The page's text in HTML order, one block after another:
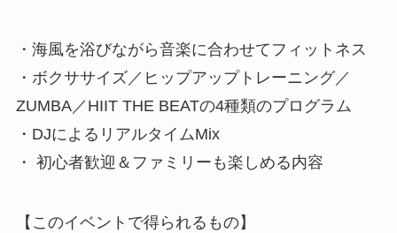
・海風を浴びながら音楽に合わせてフィットネス
・ボクササイズ／ヒップアップトレーニング／
ZUMBA／HIIT THE BEATの4種類のプログラム
・DJによるリアルタイムMix
・ 初心者歓迎＆ファミリーも楽しめる内容
【このイベントで得られるもの】